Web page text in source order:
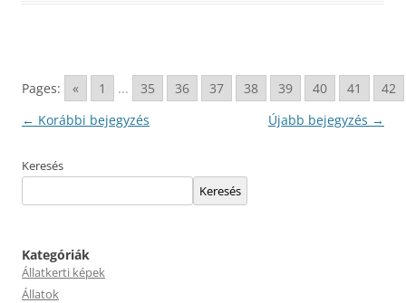
Pages: « 1 ... 35 36 37 38 39 40 41
42
Bejegyzés
← Korábbi bejegyzés Újabb bejegyzés →
Keresés
Keresés
Kategóriák
Állatkerti képek
Állatok